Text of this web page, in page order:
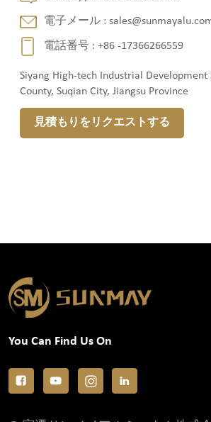
電子メール :
電話番号 :+86 -17366266559
Siyang High-tech Industrial Development
County, Suqian City, Jiangsu Province
見積もりをリクエストする
You Can Find Us On